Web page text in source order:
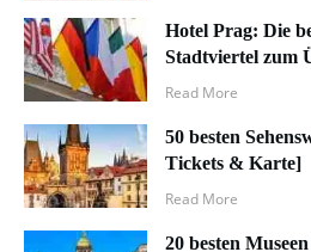
Hotel Prag: Die
Stadtviertel zum
Read More
50 besten
Tickets & Karte]
Read More
20 besten